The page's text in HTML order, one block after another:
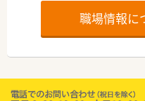
職場情報に